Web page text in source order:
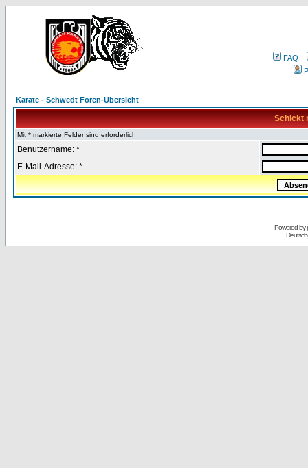
FAQ
Karate - Schwedt Foren-Übersicht
Schickt
Mit * markierte Felder sind erforderlich
Benutzername: *
E-Mail-Adresse: *
Powered by